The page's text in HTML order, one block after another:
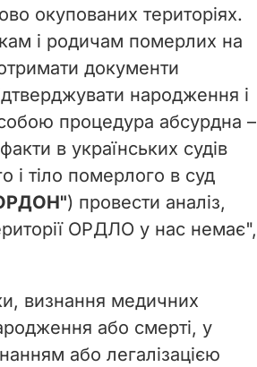
окупованих територіях.
і родичам померлих на
документи
народження і
процедура абсурдна –
в українських судів
тіло померлого в суд
) провести аналіз,
ОРДЛО у нас немає",
визнання медичних
або смерті, у
або легалізацією